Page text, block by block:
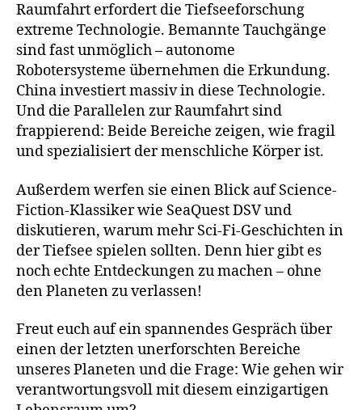
Raumfahrt erfordert die Tiefseeforschung
extreme Technologie. Bemannte Tauchgänge
sind fast unmöglich – autonome
Robotersysteme übernehmen die Erkundung.
China investiert massiv in diese Technologie.
Und die Parallelen zur Raumfahrt sind
frappierend: Beide Bereiche zeigen, wie fragil
und spezialisiert der menschliche Körper ist.
Außerdem werfen sie einen Blick auf Science-
Fiction-Klassiker wie SeaQuest DSV und
diskutieren, warum mehr Sci-Fi-Geschichten in
der Tiefsee spielen sollten. Denn hier gibt es
noch echte Entdeckungen zu machen – ohne
den Planeten zu verlassen!
Freut euch auf ein spannendes Gespräch über
einen der letzten unerforschten Bereiche
unseres Planeten und die Frage: Wie gehen wir
verantwortungsvoll mit diesem einzigartigen